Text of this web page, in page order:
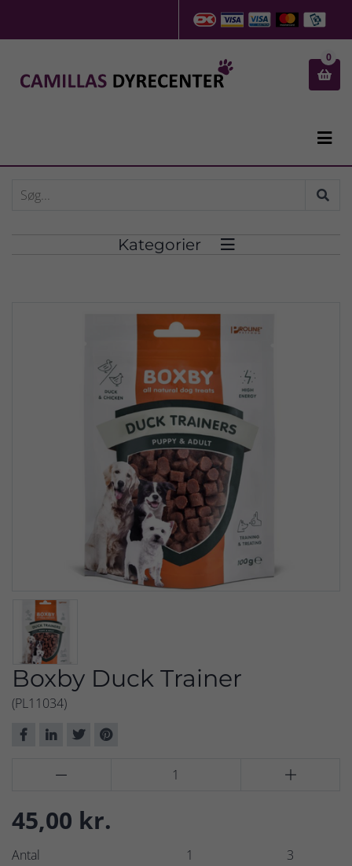

0

Kategorier 
Boxby Duck Trainer
(PL11034)
 
45,00 kr.
Antal 1
3